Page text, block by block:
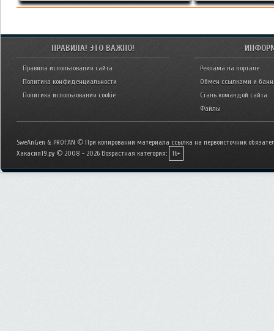
ПРАВИЛА! ЭТО ВАЖНО!
Правила использования сайта
Политика конфиденциальности
Политика использования cookie
Реклама на портале
Обмен ссылками и
Стань командой сайта
Файлы
SweAnGen & PROFAN © При копировании материала ссылка на первоисточник
Хакасия19.ру © 2008 - 2026 Возрастная категория: 16+